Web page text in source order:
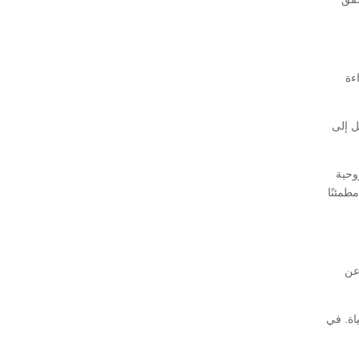
إلى
عن
في